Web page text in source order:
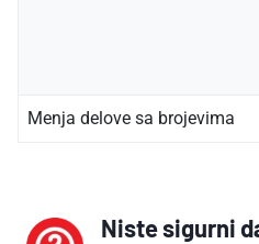
Menja delove sa brojevima
Niste sigurni